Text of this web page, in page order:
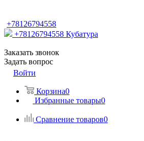
+78126794558
+78126794558 Кубатура
Заказать звонок
Задать вопрос
Войти
Корзина0
Избранные товары0
Сравнение товаров0